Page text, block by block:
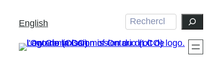
contenu
English Search